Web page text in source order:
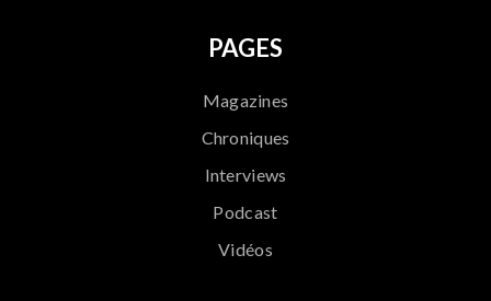
PAGES
Magazines
Chroniques
Interviews
Podcast
Vidéos